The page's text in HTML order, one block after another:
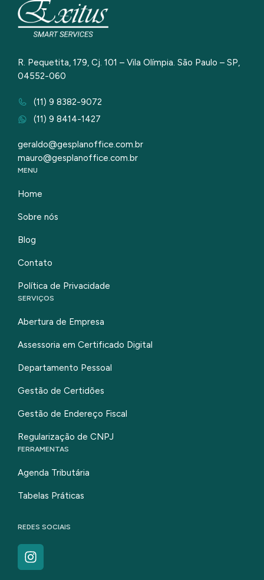
R. Pequetita, 179, Cj. 101 – Vila Olímpia. São Paulo – SP,
04552-060
(11) 9 8382-9072
(11) 9 8414-1427
geraldo@gesplanoffice.com.br
mauro@gesplanoffice.com.br
MENU
Home
Sobre nós
Blog
Contato
Política de Privacidade
SERVIÇOS
Abertura de Empresa
Assessoria em Certificado Digital
Departamento Pessoal
Gestão de Certidões
Gestão de Endereço Fiscal
Regularização de CNPJ
FERRAMENTAS
Agenda Tributária
Tabelas Práticas
REDES SOCIAIS